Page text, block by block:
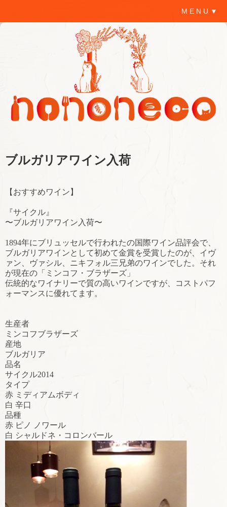
M E N U ▼
ブルガリアワイン入荷
【おすすめワイン】
『サイクル』
〜ブルガリアワイン入荷〜
1894年にブリュッセルで行われたの国際ワイン品評会で、
ブルガリアワインとして初めて金賞を受賞したのが、イヴ
ァン、ヴァシル、ニキフォル三兄弟のワインでした。それ
が現在の「ミンコフ・ブラザーズ」
伝統的なワイナリーで質の高いワインですが、コストパフ
ォーマンスに優れてます。
生産者
ミンコフブラザーズ
産地
ブルガリア
品名
サイクル2014
タイプ
赤 ミディアムボディ
白 辛口
品種
赤 ピノ ノワール
白 シャルドネ・コロンバール